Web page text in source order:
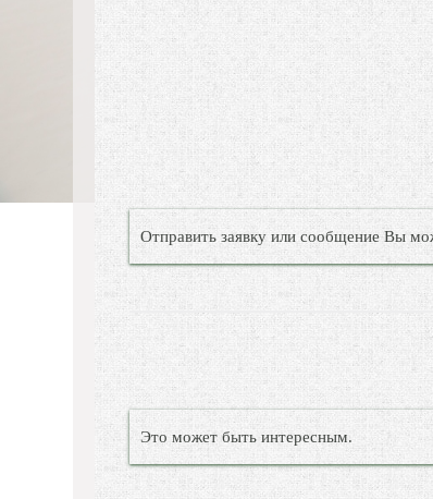
Отправить заявку или сообщение Вы
Это может быть интересным.